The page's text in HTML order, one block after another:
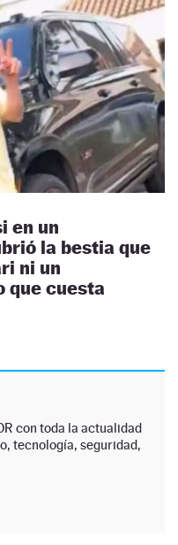
en un
la bestia que
ni un
que cuesta
con toda la actualidad
tecnología, seguridad,